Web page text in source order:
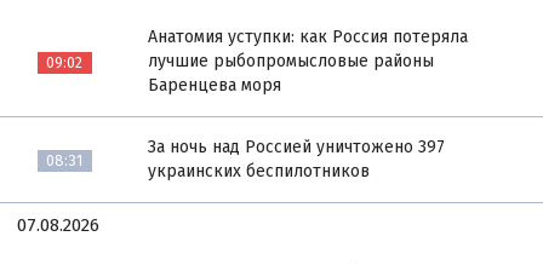
09:02
Анатомия уступки: как Россия потеряла
лучшие рыбопромысловые районы
Баренцева моря
08:31
За ночь над Россией уничтожено 397
украинских беспилотников
07.08.2026